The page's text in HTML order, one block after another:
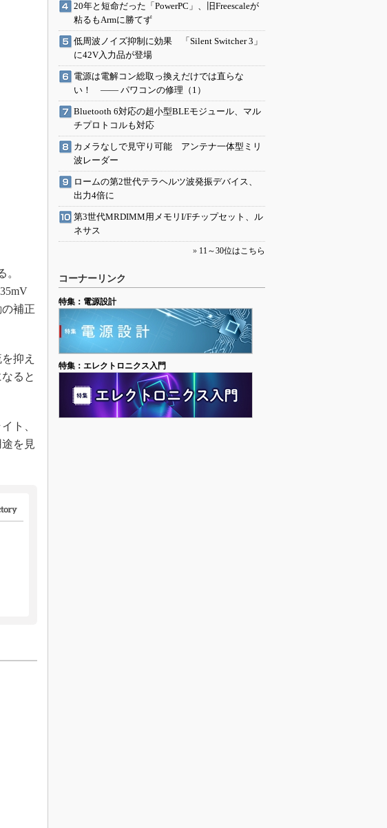
補正
抑え
ると
ト、
を見
20年と短命だった「PowerPC」、旧Freescaleが
粘るもArmに勝てず
低周波ノイズ抑制に効果 「Silent Switcher 3」
に42V入力品が登場
電源は電解コン総取っ換えだけでは直らな
い！ ―― パワコンの修理（1）
Bluetooth 6対応の超小型BLEモジュール、マル
チプロトコルも対応
カメラなしで見守り可能 アンテナ一体型ミリ
波レーダー
ロームの第2世代テラヘルツ波発振デバイス、
出力4倍に
第3世代MRDIMM用メモリI/Fチップセット、ル
ネサス
» 11～30位はこちら
コーナーリンク
特集：電源設計
特集：エレクトロニクス入門